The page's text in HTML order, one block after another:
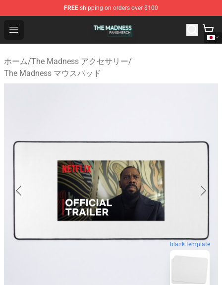
FREE shipping on orders over $100
Open menu
The Madness Shop - Official The Madness Merchandise
ホーム/The Madness アクセサリー/
The Madness マウスパッド
blank template